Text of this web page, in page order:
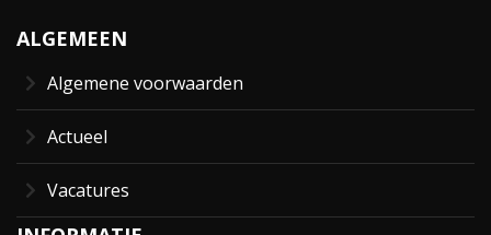
ALGEMEEN
Algemene voorwaarden
Actueel
Vacatures